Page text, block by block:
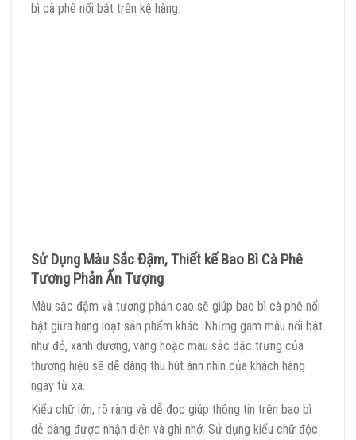
bì cà phê nổi bật trên kệ hàng.
Sử Dụng Màu Sắc Đậm, Thiết kế Bao Bì Cà Phê
Tương Phản Ấn Tượng
Màu sắc đậm và tương phản cao sẽ giúp bao bì cà phê nổi
bật giữa hàng loạt sản phẩm khác. Những gam màu nổi bật
như đỏ, xanh dương, vàng hoặc màu sắc đặc trưng của
thương hiệu sẽ dễ dàng thu hút ánh nhìn của khách hàng
ngay từ xa.
Kiểu chữ lớn, rõ ràng và dễ đọc giúp thông tin trên bao bì
dễ dàng được nhận diện và ghi nhớ. Sử dụng kiểu chữ độc